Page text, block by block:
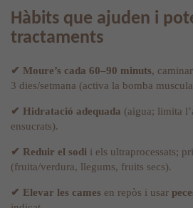
Hàbits que ajuden i
tractaments
✔ Moure’s cada 60–90 minuts,
3 dies/setmana (activa la bomba
✔ Hidratació adequada (aigua; limita
ensucrats).
✔ Reduir el sodi i els ultraprocessats;
(fruita/verdura, llegums, fruits secs).
✔ Elevar les cames en repòs i usar